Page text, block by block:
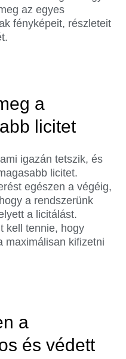
az egyes
fényképeit, részleteit
a
licitet
igazán tetszik, és
licitet.
egészen a végéig,
a rendszerünk
a licitálást.
kell tennie, hogy
maximálisan kifizetni
a
és védett